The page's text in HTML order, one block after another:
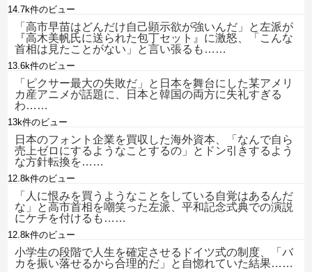
14.7k件のビュー
「高市早苗はどんだけ自己顕示欲が強いんだ」と左派が
『高木美帆氏に送られた包丁セット』に激怒、「こんな
首相は見たことがない」と言い張るも……
13.6k件のビュー
「ピクサー最大の失敗だ」と日本を舞台にした某アメリ
カ産アニメが話題に、日本と韓国の両方に失礼すぎる
わ……
13k件のビュー
日本のフォント企業を買収した海外資本、「なんで自ら
売上ゼロにするようなことするの」とドン引きするよう
な方針転換を……
12.8k件のビュー
「人に恨みを買うようなことをしている自覚はあるんだ
な」と高市首相を嘲笑った左派、平和記念式典での演説
にケチを付けるも……
12.8k件のビュー
小学生の段階で人生を確定させるドイツ式の制度、「バ
カを振い落せるから合理的だ」と自惚れていた結果……